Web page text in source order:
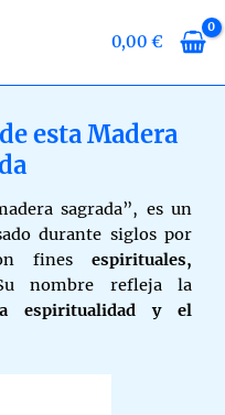
0,00€
esta Madera
sagrada”, es un
durante siglos por
fines espirituales,
nombre refleja la
espiritualidad y el